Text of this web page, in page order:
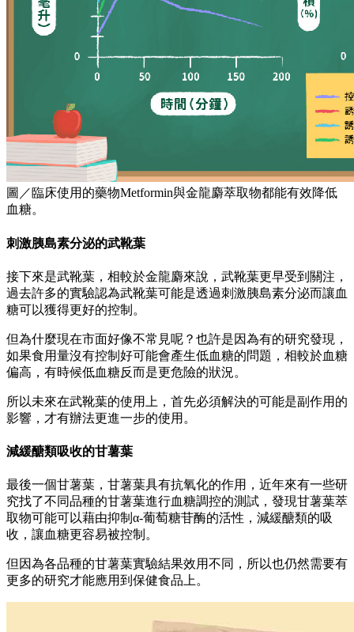
圖／臨床使用的藥物Metformin與金龍麝萃取物都能有效降低
血糖。
刺激胰島素分泌的武靴葉
接下來是武靴葉，相較於金龍麝來說，武靴葉更早受到關注，
過去許多的實驗認為武靴葉可能是透過刺激胰島素分泌而讓血
糖可以獲得更好的控制。
但為什麼現在市面好像不常見呢？也許是因為有的研究發現，
如果食用量沒有控制好可能會產生低血糖的問題，相較於血糖
偏高，有時候低血糖反而是更危險的狀況。
所以未來在武靴葉的使用上，首先必須解決的可能是副作用的
影響，才有辦法更進一步的使用。
減緩醣類吸收的甘薯葉
最後一個甘薯葉，甘薯葉具有抗氧化的作用，近年來有一些研
究找了不同品種的甘薯葉進行血糖調控的測試，發現甘薯葉萃
取物可能可以藉由抑制α-葡萄糖苷酶的活性，減緩醣類的吸
收，讓血糖更容易被控制。
但因為各品種的甘薯葉實驗結果效用不同，所以也仍然需要有
更多的研究才能應用到保健食品上。